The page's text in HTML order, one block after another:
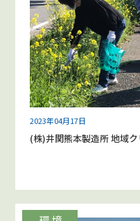
2023年04月17日
(株)井関熊本製造所 地域